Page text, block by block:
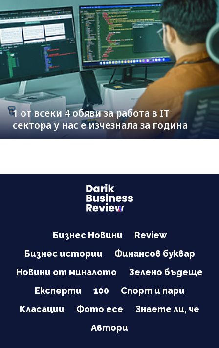
1 от всеки 4 обяви за работа в IT
сектора у нас е изчезнала за година
Бизнес Новини
Review
Бизнес истории
Финансов буквар
Новини от миналото
Зелено бъдеще
Експерти
100
Спорт и пари
Класации
Фото есе
Знаете ли, че
Автори